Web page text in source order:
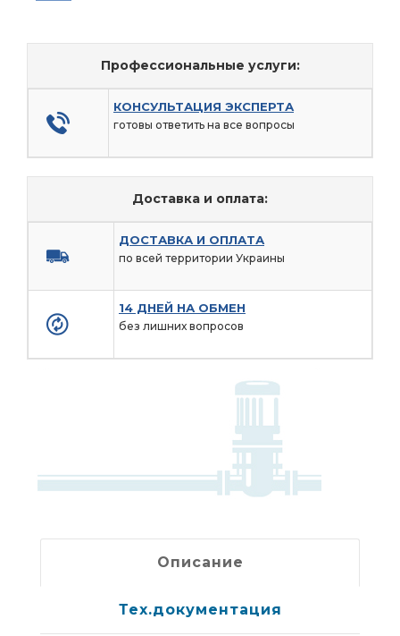
Профессиональные услуги:
КОНСУЛЬТАЦИЯ ЭКСПЕРТА
готовы ответить на все вопросы
Доставка и оплата:
ДОСТАВКА И ОПЛАТА
по всей территории Украины
14 ДНЕЙ НА ОБМЕН
без лишних вопросов
Описание
Тех.документация